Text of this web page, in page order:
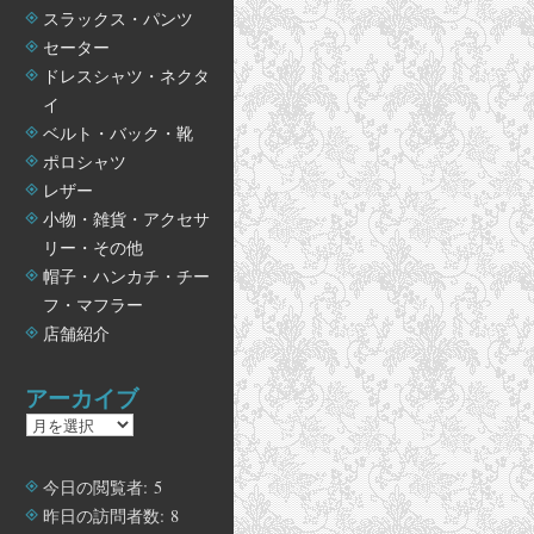
スラックス・パンツ
セーター
ドレスシャツ・ネクタ
イ
ベルト・バック・靴
ポロシャツ
レザー
小物・雑貨・アクセサ
リー・その他
帽子・ハンカチ・チー
フ・マフラー
店舗紹介
アーカイブ
ア
カ
イ
今日の閲覧者: 5
昨日の訪問者数: 8